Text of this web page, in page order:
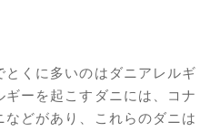
くに多いのはダニアレルギ
ーを起こすダニには、コナ
どがあり、これらのダニは